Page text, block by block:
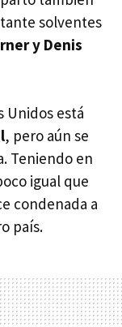
solventes
y Denis
Unidos está
, pero aún se
Teniendo en
igual que
condenada a
país.